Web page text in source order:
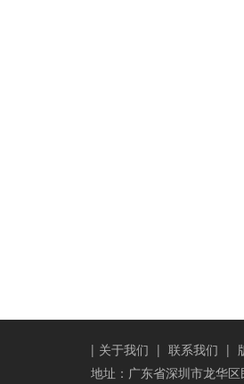
| 关于我们 | 联系我们 |
地址：广东省深圳市龙华